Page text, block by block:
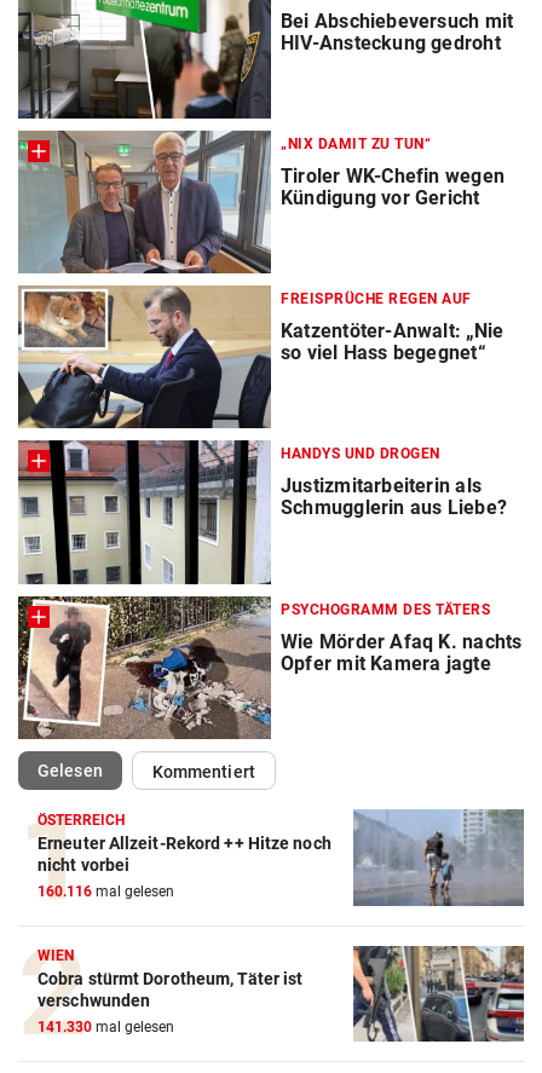
Bei Abschiebeversuch mit
HIV-Ansteckung gedroht
„NIX DAMIT ZU TUN“
Tiroler WK-Chefin wegen
Kündigung vor Gericht
FREISPRÜCHE REGEN AUF
Katzentöter-Anwalt: „Nie
so viel Hass begegnet“
HANDYS UND DROGEN
Justizmitarbeiterin als
Schmugglerin aus Liebe?
PSYCHOGRAMM DES TÄTERS
Wie Mörder Afaq K. nachts
Opfer mit Kamera jagte
Gelesen(ausgewählt)Kommentiert
ÖSTERREICH
Erneuter Allzeit-Rekord ++ Hitze noch
nicht vorbei
160.116 mal gelesen
WIEN
Cobra stürmt Dorotheum, Täter ist
verschwunden
141.330 mal gelesen